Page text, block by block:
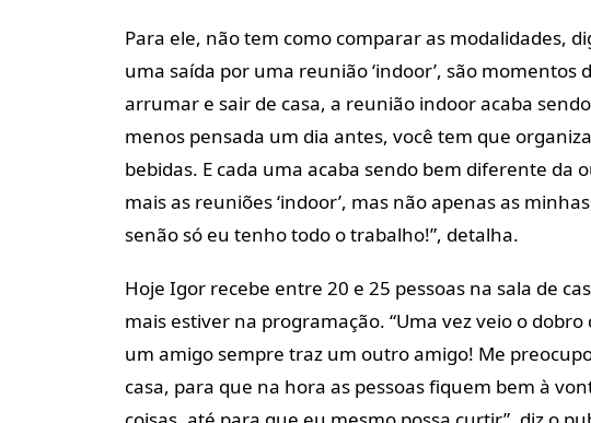
Para ele, não tem como comparar as modalidades,
uma saída por uma reunião ‘indoor’, são
arrumar e sair de casa, a reunião indoor acaba
menos pensada um dia antes, você tem que
bebidas. E cada uma acaba sendo bem diferente
mais as reuniões ‘indoor’, mas não apenas as
senão só eu tenho todo o trabalho!”, detalha.
Hoje Igor recebe entre 20 e 25 pessoas na sala de
mais estiver na programação. “Uma vez veio o
um amigo sempre traz um outro amigo! Me
casa, para que na hora as pessoas fiquem bem à